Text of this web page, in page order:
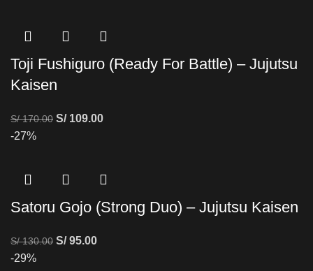
Toji Fushiguro (Ready For Battle) – Jujutsu
Kaisen
S/170.00 S/109.00
-27%
Satoru Gojo (Strong Duo) – Jujutsu Kaisen
S/130.00 S/95.00
-29%